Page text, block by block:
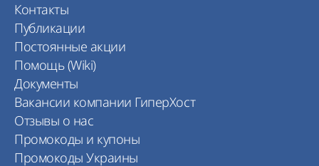
Контакты
Публикации
Постоянные акции
Помощь (Wiki)
Документы
Вакансии компании ГиперХост
Отзывы о нас
Промокоды и купоны
Промокоды Украины